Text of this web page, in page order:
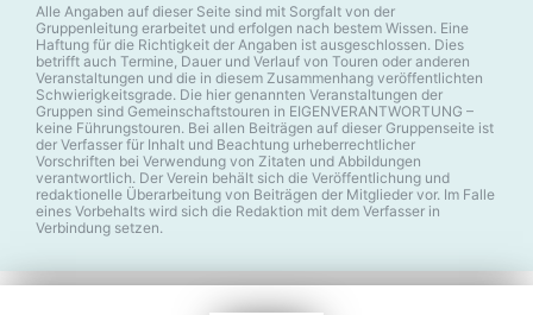
Alle Angaben auf dieser Seite sind mit Sorgfalt von der
Gruppenleitung erarbeitet und erfolgen nach bestem Wissen. Eine
Haftung für die Richtigkeit der Angaben ist ausgeschlossen. Dies
betrifft auch Termine, Dauer und Verlauf von Touren oder anderen
Veranstaltungen und die in diesem Zusammenhang veröffentlichten
Schwierigkeitsgrade. Die hier genannten Veranstaltungen der
Gruppen sind Gemeinschaftstouren in EIGENVERANTWORTUNG –
keine Führungstouren. Bei allen Beiträgen auf dieser Gruppenseite ist
der Verfasser für Inhalt und Beachtung urheberrechtlicher
Vorschriften bei Verwendung von Zitaten und Abbildungen
verantwortlich. Der Verein behält sich die Veröffentlichung und
redaktionelle Überarbeitung von Beiträgen der Mitglieder vor. Im Falle
eines Vorbehalts wird sich die Redaktion mit dem Verfasser in
Verbindung setzen.